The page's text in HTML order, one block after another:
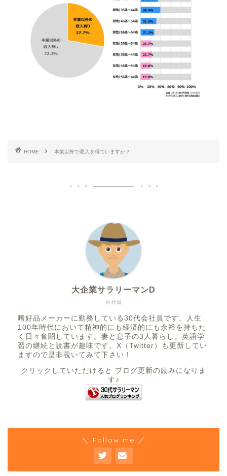
HOME 本業以外で収入を得ていますか？
会社員
大企業サラリーマンD
嗜好品メーカーに勤務している30代会社員です。人生
100年時代において精神的にも経済的にも余裕を持ちた
く日々奮闘しています。妻と息子の3人暮らし。英語学
習の継続と読書が趣味です。X（Twitter）も更新してい
ますので是非覗いてみて下さい！
クリックしていただけると ブログ更新の励みになりま
す♪
＼ Follow me ／